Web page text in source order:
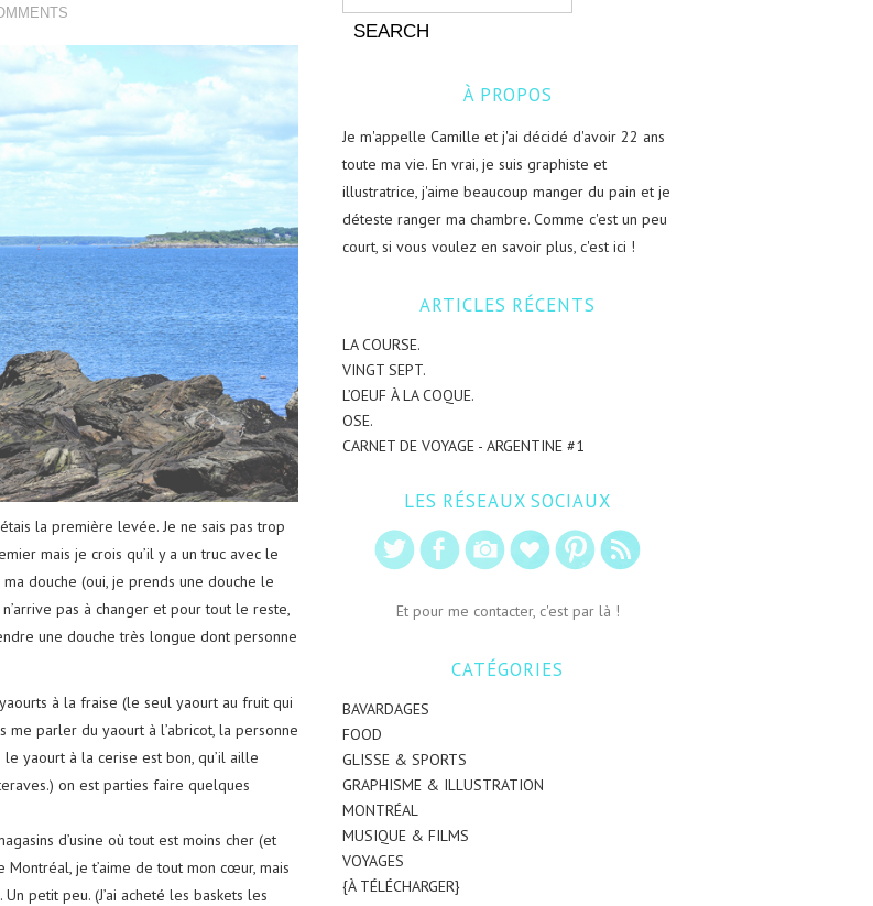
la première levée. Je ne sais pas trop
mais je crois qu’il y a un truc avec le
douche (oui, je prends une douche le
pas à changer et pour tout le reste,
une douche très longue dont personne
à la fraise (le seul yaourt au fruit qui
me parler du yaourt à l’abricot, la personne
yaourt à la cerise est bon, qu’il aille
on est parties faire quelques
d’usine où tout est moins cher (et
Montréal, je t’aime de tout mon cœur, mais
petit peu. (J’ai acheté les baskets les
À PROPOS
Je m'appelle Camille et j'ai décidé d'avoir 22 ans
toute ma vie. En vrai, je suis graphiste et
illustratrice, j'aime beaucoup manger du pain et je
déteste ranger ma chambre. Comme c'est un peu
court, si vous voulez en savoir plus, c'est ici !
ARTICLES RÉCENTS
LA COURSE.
VINGT SEPT.
L’OEUF À LA COQUE.
OSE.
CARNET DE VOYAGE - ARGENTINE #1
LES RÉSEAUX SOCIAUX
Et pour me contacter, c'est par là !
CATÉGORIES
BAVARDAGES
FOOD
GLISSE & SPORTS
GRAPHISME & ILLUSTRATION
MONTRÉAL
MUSIQUE & FILMS
VOYAGES
{À TÉLÉCHARGER}